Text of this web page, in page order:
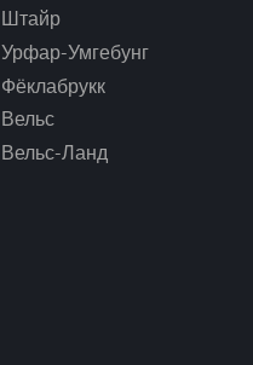
Штайр
Урфар-Умгебунг
Фёклабрукк
Вельс
Вельс-Ланд